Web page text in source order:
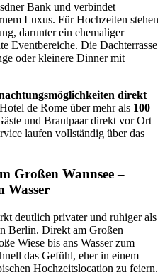
Bank und verbindet
Luxus. Für Hochzeiten stehen
darunter ein ehemaliger
Eventbereiche. Die Dachterrasse
oder kleinere Dinner mit
direkt
de Rome über mehr als 100
und Brautpaar direkt vor Ort
laufen vollständig über das
Großen Wannsee –
Wasser
deutlich privater und ruhiger als
Berlin. Direkt am Großen
Wiese bis ans Wasser zum
das Gefühl, eher in einem
Hochzeitslocation zu feiern.